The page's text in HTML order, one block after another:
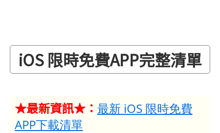
iOS 限時免費APP完整清單
★最新資訊★： 最新 iOS 限時免費
APP下載清單